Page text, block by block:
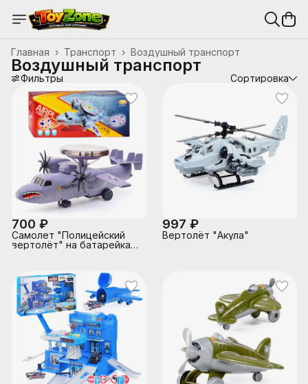
Воздушный транспорт
Транспорт ›
Главная ›
Воздушный транспорт
Фильтры Сортировка
700 ₽
Самолет "Полицейский
вертолёт" на батарейках,
997 ₽
Вертолёт "Акула"